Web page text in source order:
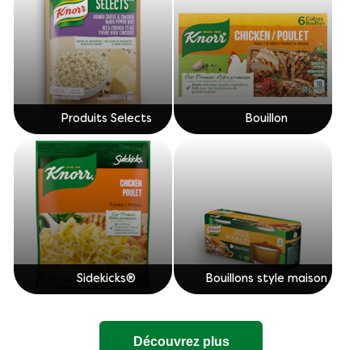
Produits Selects Bouillon
Sidekicks® Bouillons style maison
Découvrez plus